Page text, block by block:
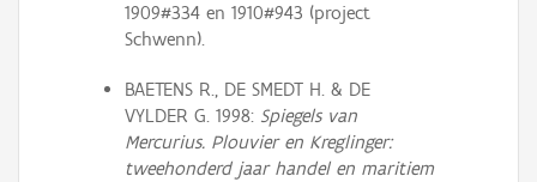
1909#334 en 1910#943 (project
Schwenn).
BAETENS R., DE SMEDT H. & DE
VYLDER G. 1998: Spiegels van
Mercurius. Plouvier en Kreglinger:
tweehonderd jaar handel en maritiem